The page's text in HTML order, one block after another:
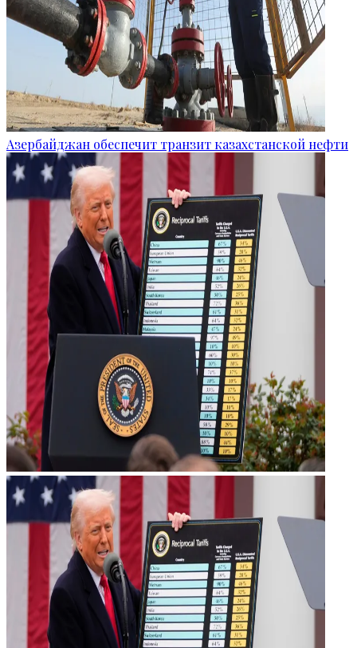
Азербайджан обеспечит транзит казахстанской нефти